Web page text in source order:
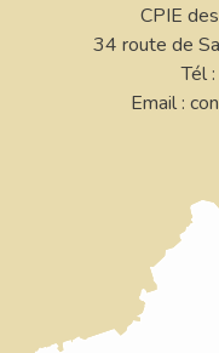
CPIE
34 route de
Tél
Email :